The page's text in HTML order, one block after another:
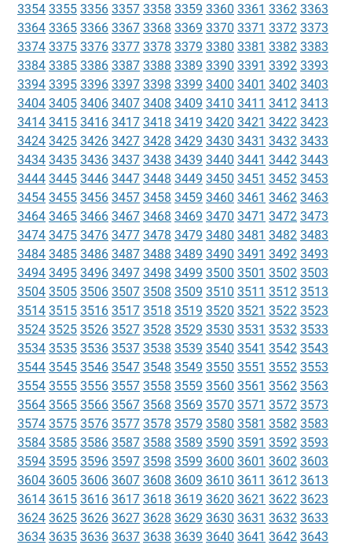
3354 3355 3356 3357 3358 3359 3360 3361 3362 3363
3364 3365 3366 3367 3368 3369 3370 3371 3372 3373
3374 3375 3376 3377 3378 3379 3380 3381 3382 3383
3384 3385 3386 3387 3388 3389 3390 3391 3392 3393
3394 3395 3396 3397 3398 3399 3400 3401 3402 3403
3404 3405 3406 3407 3408 3409 3410 3411 3412 3413
3414 3415 3416 3417 3418 3419 3420 3421 3422 3423
3424 3425 3426 3427 3428 3429 3430 3431 3432 3433
3434 3435 3436 3437 3438 3439 3440 3441 3442 3443
3444 3445 3446 3447 3448 3449 3450 3451 3452 3453
3454 3455 3456 3457 3458 3459 3460 3461 3462 3463
3464 3465 3466 3467 3468 3469 3470 3471 3472 3473
3474 3475 3476 3477 3478 3479 3480 3481 3482 3483
3484 3485 3486 3487 3488 3489 3490 3491 3492 3493
3494 3495 3496 3497 3498 3499 3500 3501 3502 3503
3504 3505 3506 3507 3508 3509 3510 3511 3512 3513
3514 3515 3516 3517 3518 3519 3520 3521 3522 3523
3524 3525 3526 3527 3528 3529 3530 3531 3532 3533
3534 3535 3536 3537 3538 3539 3540 3541 3542 3543
3544 3545 3546 3547 3548 3549 3550 3551 3552 3553
3554 3555 3556 3557 3558 3559 3560 3561 3562 3563
3564 3565 3566 3567 3568 3569 3570 3571 3572 3573
3574 3575 3576 3577 3578 3579 3580 3581 3582 3583
3584 3585 3586 3587 3588 3589 3590 3591 3592 3593
3594 3595 3596 3597 3598 3599 3600 3601 3602 3603
3604 3605 3606 3607 3608 3609 3610 3611 3612 3613
3614 3615 3616 3617 3618 3619 3620 3621 3622 3623
3624 3625 3626 3627 3628 3629 3630 3631 3632 3633
3634 3635 3636 3637 3638 3639 3640 3641 3642 3643